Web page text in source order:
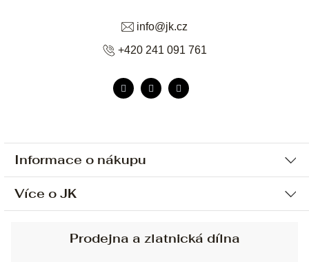
Informace o nákupu
Ochrana osobních údajů
Sjednání osobní schůzky
Více o JK
info@jk.cz
+420 241 091 761
Prodejna a zlatnická dílna